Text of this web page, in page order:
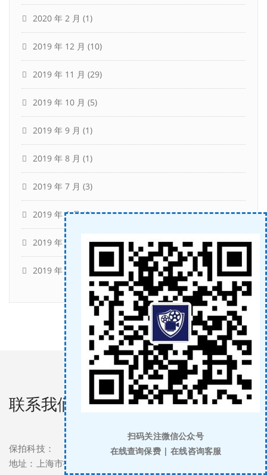
2020 年 2 月 (1)
2019 年 12 月 (10)
2019 年 11 月 (29)
2019 年 10 月 (5)
2019 年 9 月 (1)
2019 年 8 月 (1)
2019 年 7 月 (3)
2019 年 6 月(1)
2019 年 4 月 (2)
2019 年 2 月
联系我们
保拍科技：
地址：上海市徐汇区尚光徐汇中心银座1513室
扫码关注微信公众号
在线查询保费 | 在线咨询客服